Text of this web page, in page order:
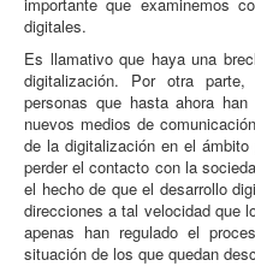
digitales.
Es llamativo que haya una
digitalización. Por otra
personas que hasta ahora
nuevos medios de
de la digitalización en el
perder el contacto con la
el hecho de que el desarrollo
direcciones a tal velocidad que
apenas han regulado el
situación de los que quedan